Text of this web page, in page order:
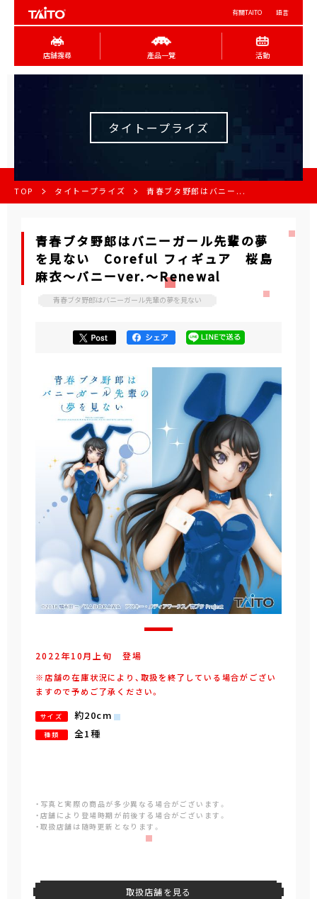
有關TAITO 語言
店舖搜尋 產品一覽 活動
タイトープライズ
TOP タイトープライズ 青春ブタ野郎はバニー...
青春ブタ野郎はバニーガール先輩の夢
を見ない Coreful フィギュア 桜島
麻衣～バニーver.～Renewal
青春ブタ野郎はバニーガール先輩の夢を見ない
2022年10月 上旬 登場
※店舗の在庫状況により、取扱を終了している場合がござい
ますので予めご了承ください。
サイズ 約20cm
種類 全1種
・写真と実際の商品が多少異なる場合がございます。
・店舗により登場時期が前後する場合がございます。
・取扱店舗は随時更新となります。
取扱店舗を見る